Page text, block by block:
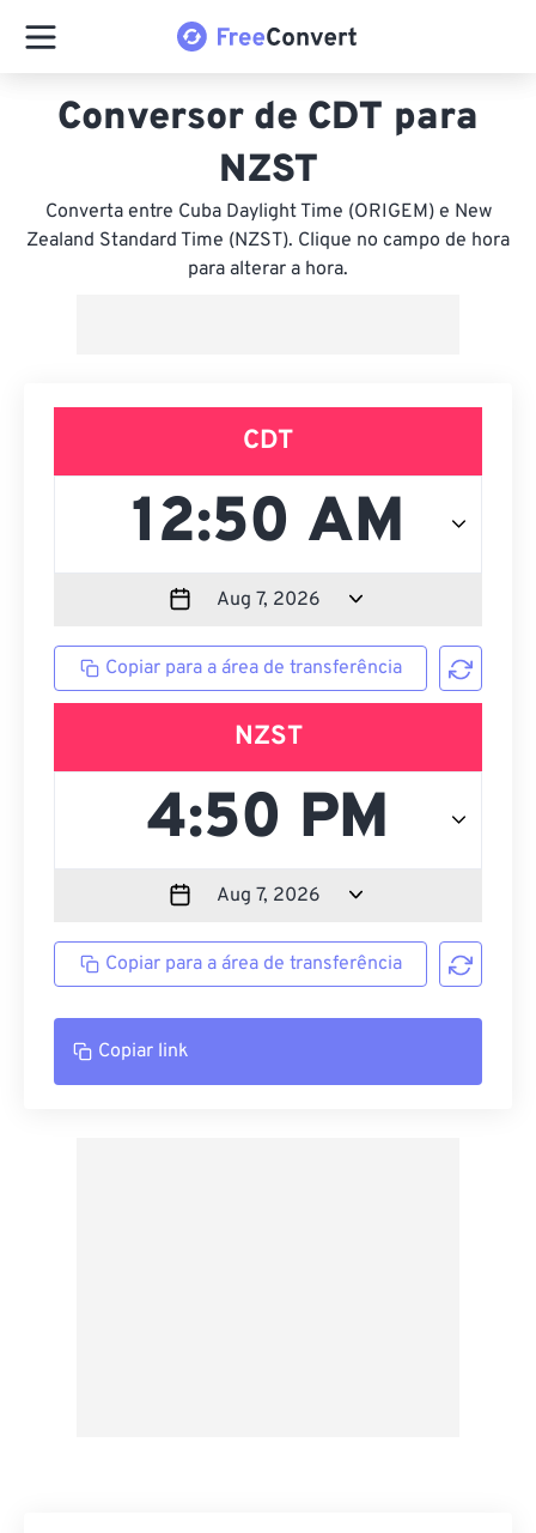
Conversor de CDT para
NZST
Converta entre Cuba Daylight Time (ORIGEM) e New
Zealand Standard Time (NZST). Clique no campo de hora
para alterar a hora.
CDT
Copiar para a área de transferência
NZST
Copiar para a área de transferência
Copiar link